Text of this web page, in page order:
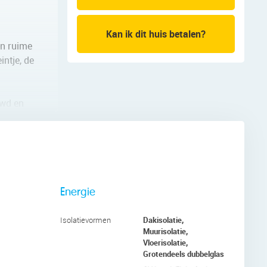
ruime
de
en
Kan ik dit huis betalen?
Energie
Isolatievormen
Dakisolatie,
Muurisolatie,
Vloerisolatie,
Grotendeels dubbelglas